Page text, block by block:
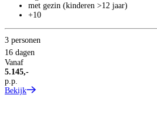
met gezin (kinderen >12 jaar)
+10
3 personen
16 dagen
Vanaf
5.145,-
p.p.
Bekijk